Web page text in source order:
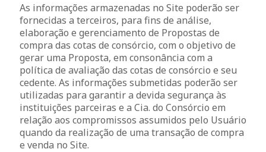
As informações armazenadas no Site poderão ser
fornecidas a terceiros, para fins de análise,
elaboração e gerenciamento de Propostas de
compra das cotas de consórcio, com o objetivo de
gerar uma Proposta, em consonância com a
política de avaliação das cotas de consórcio e seu
cedente. As informações submetidas poderão ser
utilizadas para garantir a devida segurança às
instituições parceiras e a Cia. do Consórcio em
relação aos compromissos assumidos pelo Usuário
quando da realização de uma transação de compra
e venda no Site.